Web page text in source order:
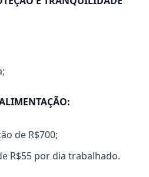
de R$700;
R$55 por dia trabalhado.